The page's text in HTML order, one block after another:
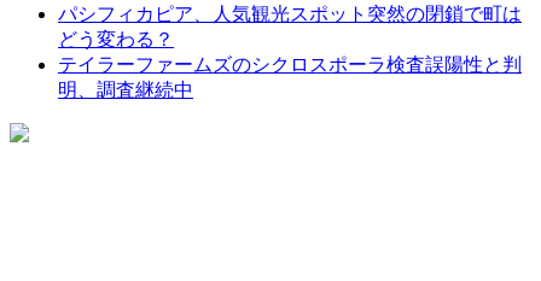
パシフィカピア、人気観光スポット突然の閉鎖で町は
どう変わる？
テイラーファームズのシクロスポーラ検査誤陽性と判
明、調査継続中